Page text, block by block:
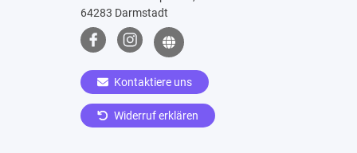
64283 Darmstadt
Kontaktiere uns
Widerruf erklären